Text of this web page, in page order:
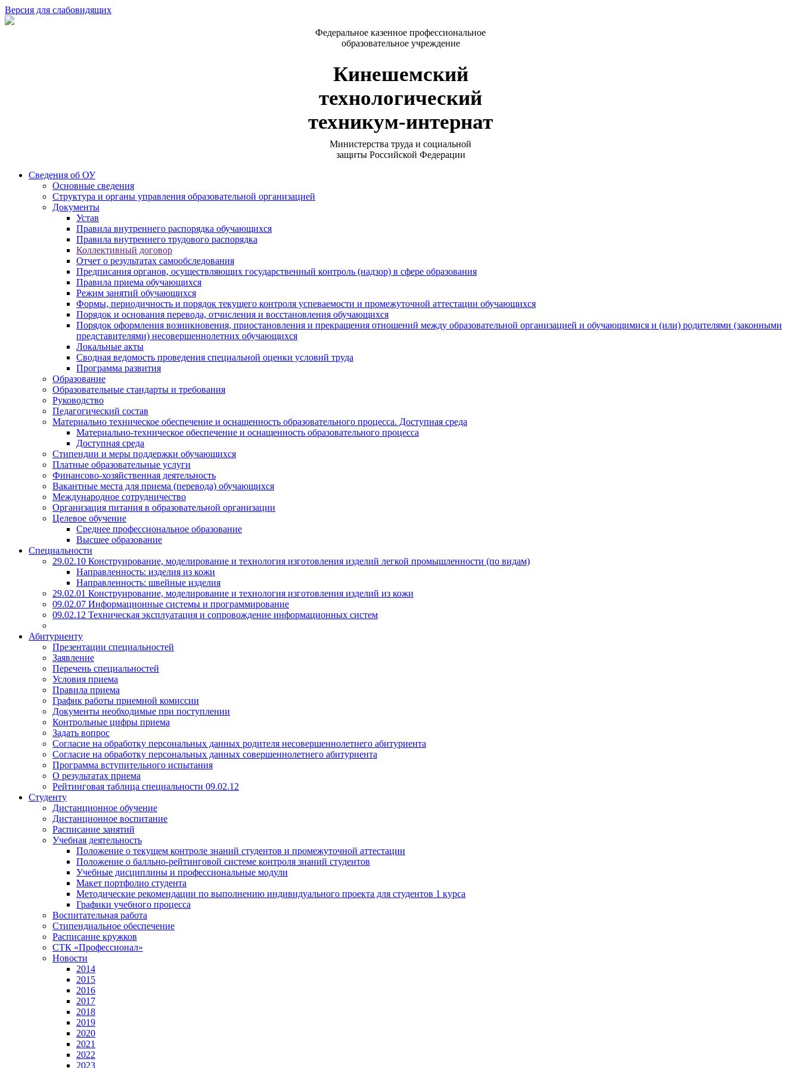
Версия для слабовидящих
Федеральное казенное профессиональное
образовательное учреждение
Кинешемский
технологический
техникум-интернат
Министерства труда и социальной
защиты Российской Федерации
Сведения об ОУ
Основные сведения
Структура и органы управления образовательной организацией
Документы
Устав
Правила внутреннего распорядка обучающихся
Правила внутреннего трудового распорядка
Коллективный договор
Отчет о результатах самообследования
Предписания органов, осуществляющих государственный контроль (надзор) в сфере образования
Правила приема обучающихся
Режим занятий обучающихся
Формы, периодичность и порядок текущего контроля успеваемости и промежуточной аттестации обучающихся
Порядок и основания перевода, отчисления и восстановления обучающихся
Порядок оформления возникновения, приостановления и прекращения отношений между образовательной организацией и обучающимися и (или) родителями (законными
представителями) несовершеннолетних обучающихся
Локальные акты
Сводная ведомость проведения специальной оценки условий труда
Программа развития
Образование
Образовательные стандарты и требования
Руководство
Педагогический состав
Материально техническое обеспечение и оснащенность образовательного процесса. Доступная среда
Материально-техническое обеспечение и оснащенность образовательного процесса
Доступная среда
Стипендии и меры поддержки обучающихся
Платные образовательные услуги
Финансово-хозяйственная деятельность
Вакантные места для приема (перевода) обучающихся
Международное сотрудничество
Организация питания в образовательной организации
Целевое обучение
Среднее профессиональное образование
Высшее образование
Специальности
29.02.10 Конструирование, моделирование и технология изготовления изделий легкой промышленности (по видам)
Направленность: изделия из кожи
Направленность: швейные изделия
29.02.01 Конструирование, моделирование и технология изготовления изделий из кожи
09.02.07 Информационные системы и программирование
09.02.12 Техническая эксплуатация и сопровождение информационных систем
Абитуриенту
Презентации специальностей
Заявление
Перечень специальностей
Условия приема
Правила приема
График работы приемной комиссии
Документы необходимые при поступлении
Контрольные цифры приема
Задать вопрос
Согласие на обработку персональных данных родителя несовершеннолетнего абитуриента
Согласие на обработку персональных данных совершеннолетнего абитуриента
Программа вступительного испытания
О результатах приема
Рейтинговая таблица специальности 09.02.12
Студенту
Дистанционное обучение
Дистанционное воспитание
Расписание занятий
Учебная деятельность
Положение о текущем контроле знаний студентов и промежуточной аттестации
Положение о балльно-рейтинговой системе контроля знаний студентов
Учебные дисциплины и профессиональные модули
Макет портфолио студента
Методические рекомендации по выполнению индивидуального проекта для студентов 1 курса
Графики учебного процесса
Воспитательная работа
Стипендиальное обеспечение
Расписание кружков
СТК «Профессионал»
Новости
2014
2015
2016
2017
2018
2019
2020
2021
2022
2023